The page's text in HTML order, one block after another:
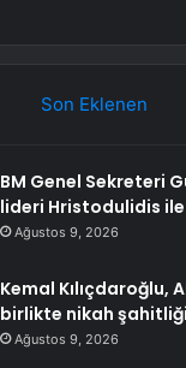
Son Eklenen
BM Genel Sekreteri
lideri Hristodulidis
Ağustos 9, 2026
Kemal Kılıçdaroğlu,
birlikte nikah
Ağustos 9, 2026